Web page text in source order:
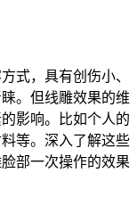
，具有创伤小、
。但线雕效果的维
影响。比如个人的
等。深入了解这些
部一次操作的效果